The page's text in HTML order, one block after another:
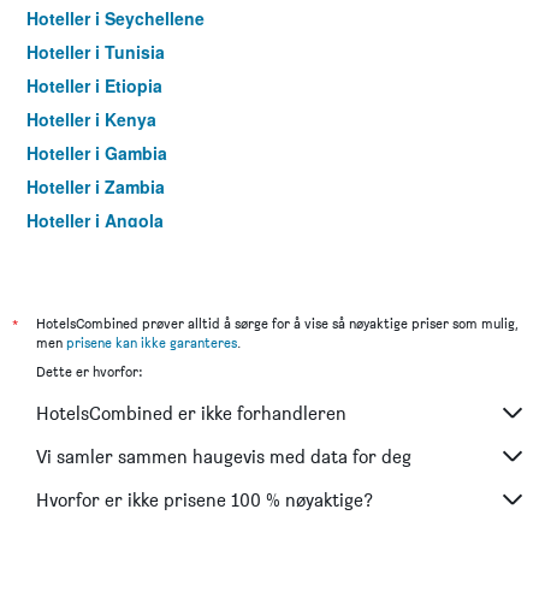
Hoteller i Seychellene
Hoteller i Tunisia
Hoteller i Etiopia
Hoteller i Kenya
Hoteller i Gambia
Hoteller i Zambia
Hoteller i Angola
Hoteller i Ghana
Hoteller i Kamerun
Hoteller i Nigeria
Hoteller i Madagaskar
Hoteller i Mozambique
*
HotelsCombined prøver alltid å sørge for å vise så nøyaktige priser som mulig,
men prisene kan ikke garanteres.
Dette er hvorfor:
HotelsCombined er ikke forhandleren
Vi samler sammen haugevis med data for deg
Hvorfor er ikke prisene 100 % nøyaktige?